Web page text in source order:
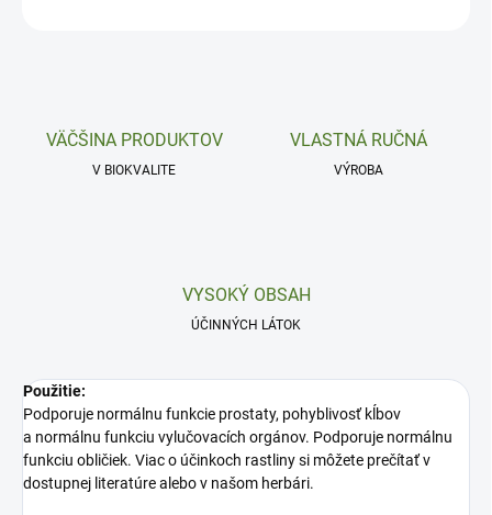
VÄČŠINA PRODUKTOV
V BIOKVALITE
VLASTNÁ RUČNÁ
VÝROBA
VYSOKÝ OBSAH
ÚČINNÝCH LÁTOK
Použitie:
Podporuje normálnu funkcie prostaty, pohyblivosť kĺbov
a normálnu funkciu vylučovacích orgánov. Podporuje normálnu
funkciu obličiek. Viac o účinkoch rastliny si môžete prečítať v
dostupnej literatúre alebo v našom herbári.